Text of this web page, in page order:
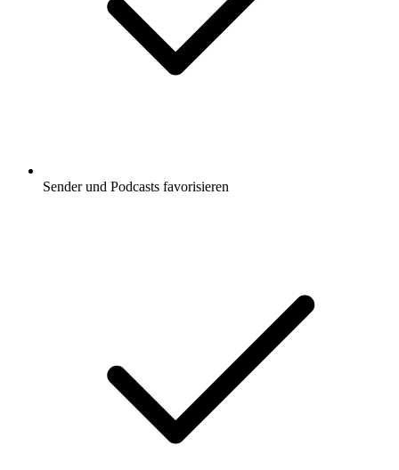
Sender und Podcasts favorisieren